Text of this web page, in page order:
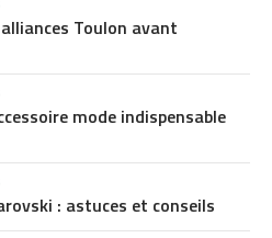
Toulon avant
mode indispensable
: astuces et conseils